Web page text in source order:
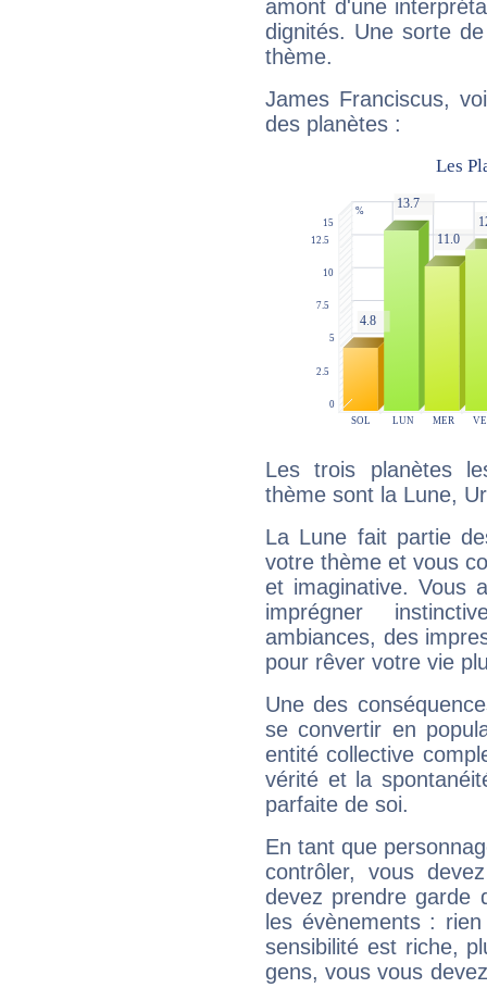
amont d'une
dignités. Une sorte
thème.
James Franciscus,
des planètes :
Les trois planètes
thème sont la Lune,
La Lune fait partie
votre thème et vous
et imaginative. Vous
imprégner
ambiances, des
pour rêver votre vie
Une des
se convertir en
entité collective
vérité et la
parfaite de soi.
En tant que
contrôler, vous
devez prendre garde
les évènements :
sensibilité est riche,
gens, vous vous